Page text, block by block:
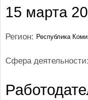
15 марта
Регион: Республика Коми
Сфера деятельности: